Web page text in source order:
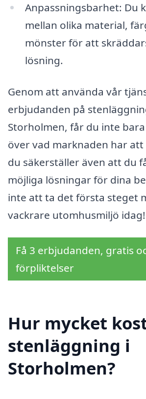
Anpassningsbarhet: Du
mellan olika material,
mönster för att
lösning.
Genom att använda vår
erbjudanden på
Storholmen, får du inte
över vad marknaden har
du säkerställer även att du
möjliga lösningar för dina
inte att ta det första steget
vackrare utomhusmiljö idag!
Få 3 erbjudanden, gratis
förpliktelser
Hur mycket
stenläggning i
Storholmen?